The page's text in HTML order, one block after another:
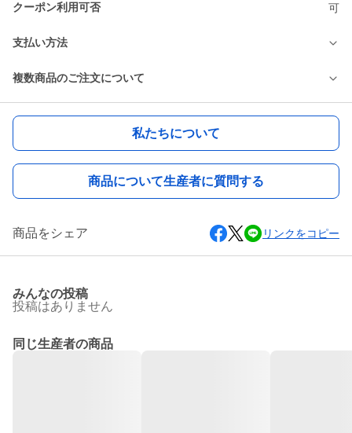
クーポン利用可否 可
支払い方法
複数商品のご注文について
私たちについて
商品について生産者に質問する
商品をシェア リンクをコピー
みんなの投稿
投稿はありません
同じ生産者の商品